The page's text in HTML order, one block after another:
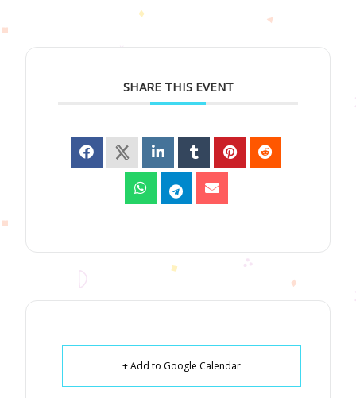
SHARE THIS EVENT
+ Add to Google Calendar